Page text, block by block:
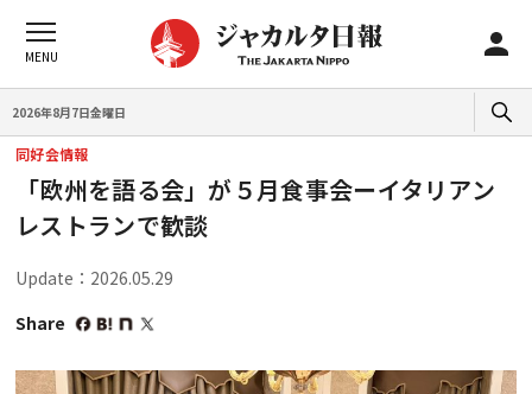
2026年8月7日金曜日
同好会情報
「欧州を語る会」が５月食事会ーイタリアン
レストランで歓談
Update：2026.05.29
Share